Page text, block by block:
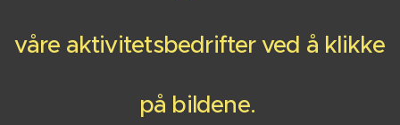
våre aktivitetsbedrifter ved å klikke
på bildene.